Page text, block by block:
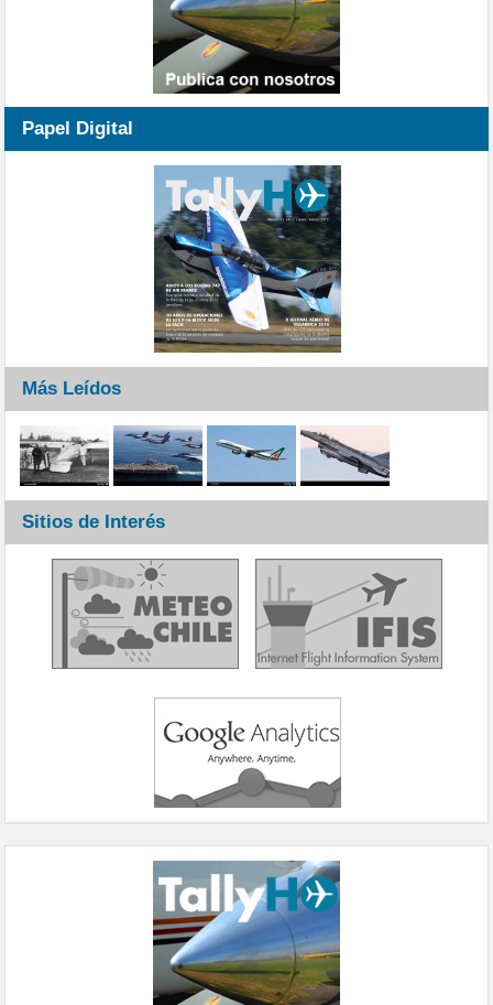
Papel Digital
Más Leídos
Sitios de Interés